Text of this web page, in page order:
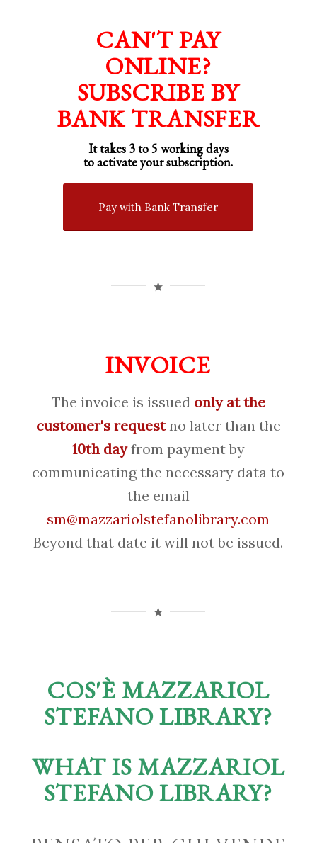
CAN'T PAY
ONLINE?
SUBSCRIBE BY
BANK TRANSFER
It takes 3 to 5 working days
to activate your subscription.
Pay with Bank Transfer
INVOICE
The invoice is issued only at the
customer's requestno later than the
10th dayfrom payment by
communicating the necessary data to
the email
sm@mazzariolstefanolibrary.com
Beyond that date it will not be issued.
COS'È MAZZARIOL
STEFANO LIBRARY?
WHAT IS MAZZARIOL
STEFANO LIBRARY?